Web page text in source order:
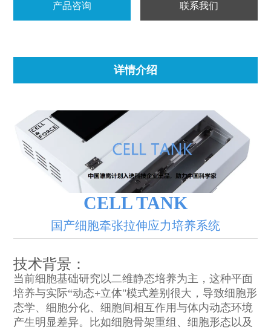
产品咨询 联系我们
详情介绍
CELL TANK
国产细胞牵张拉伸应力培养系统
技术背景：
当前细胞基础研究以二维静态培养为主，这种平面
培养与实际“动态+立体"模式差别很大，导致细胞形
态学、细胞分化、细胞间相互作用与体内动态环境
产生明显差异。比如细胞骨架重组、细胞形态以及